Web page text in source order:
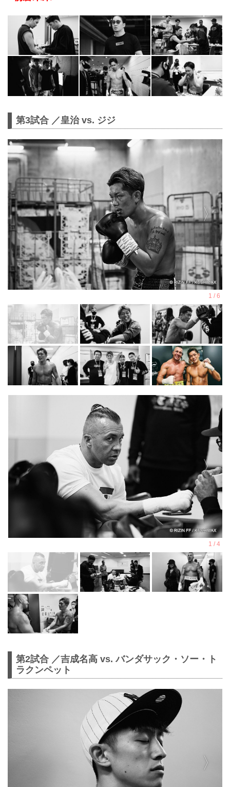
第3試合 ／皇治 vs. ジジ
第2試合 ／吉成名高 vs. バンダサック・ソー・ト
ラクンペット